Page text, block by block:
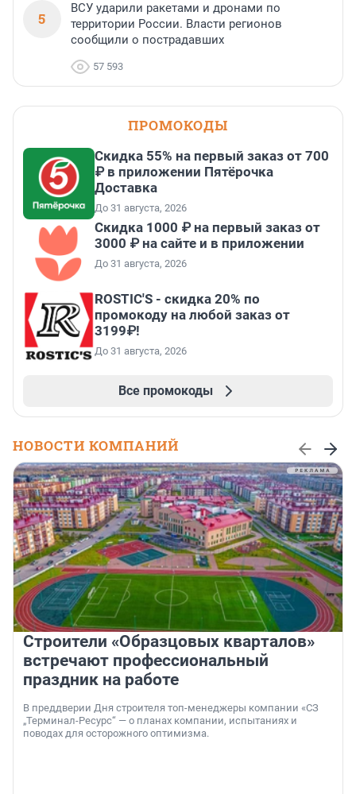
5
ВСУ ударили ракетами и дронами по
территории России. Власти регионов
сообщили о пострадавших
57 593
ПРОМОКОДЫ
Скидка 55% на первый заказ от 700
₽ в приложении Пятёрочка
Доставка
До 31 августа, 2026
Скидка 1000 ₽ на первый заказ от
3000 ₽ на сайте и в приложении
До 31 августа, 2026
ROSTIC'S - скидка 20% по
промокоду на любой заказ от
3199₽!
До 31 августа, 2026
Все промокоды
НОВОСТИ КОМПАНИЙ
Строители «Образцовых кварталов»
встречают профессиональный
праздник на работе
В преддверии Дня строителя топ-менеджеры компании «СЗ
„Терминал-Ресурс“ — о планах компании, испытаниях и
поводах для осторожного оптимизма.